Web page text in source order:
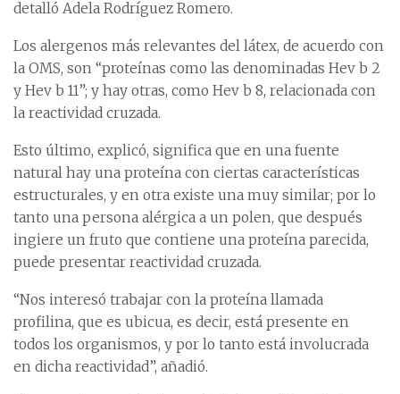
detalló Adela Rodríguez Romero.
Los alergenos más relevantes del látex, de acuerdo con
la OMS, son “proteínas como las denominadas Hev b 2
y Hev b 11”; y hay otras, como Hev b 8, relacionada con
la reactividad cruzada.
Esto último, explicó, significa que en una fuente
natural hay una proteína con ciertas características
estructurales, y en otra existe una muy similar; por lo
tanto una persona alérgica a un polen, que después
ingiere un fruto que contiene una proteína parecida,
puede presentar reactividad cruzada.
“Nos interesó trabajar con la proteína llamada
profilina, que es ubicua, es decir, está presente en
todos los organismos, y por lo tanto está involucrada
en dicha reactividad”, añadió.